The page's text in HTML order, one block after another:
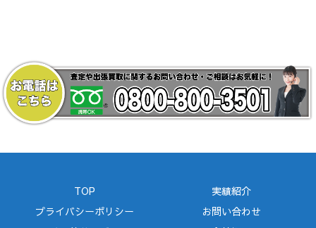
TOP
実績紹介
プライバシーポリシー
お問い合わせ